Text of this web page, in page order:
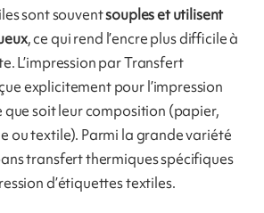
sont souventsouples et utilisent
, ce qui rend l’encre plus difficile à
L’impression par Transfert
explicitement pour l’impression
que soit leur composition (papier,
ou textile). Parmi la grande variété
transfert thermiques spécifiques
d’étiquettes textiles.